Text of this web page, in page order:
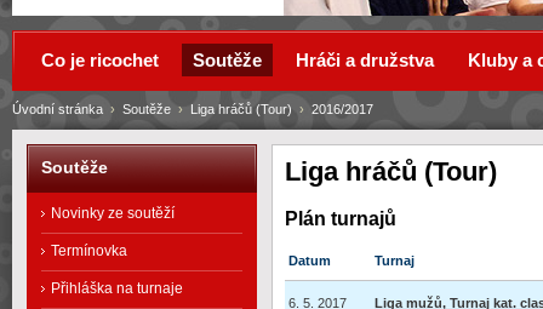
Liga hráčů (Tour)
Plán turnajů
Datum Turnaj
6. 5. 2017 Liga mužů, Turnaj kat.
Úvodní stránka › Soutěže › Liga hráčů (Tour) › 2016/2017
Co je ricochet Soutěže Hráči a družstva Kluby a
Soutěže
Novinky ze soutěží
Termínovka
Přihláška na turnaje